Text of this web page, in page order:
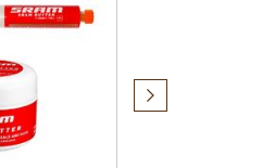
suivant